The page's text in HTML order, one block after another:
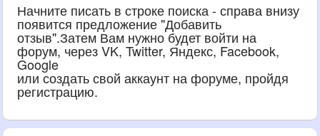
Начните писать в строке поиска - справа внизу
появится предложение "Добавить
отзыв".Затем Вам нужно будет войти на
форум, через VK, Twitter, Яндекс, Facebook,
Google
или создать свой аккаунт на форуме, пройдя
регистрацию.